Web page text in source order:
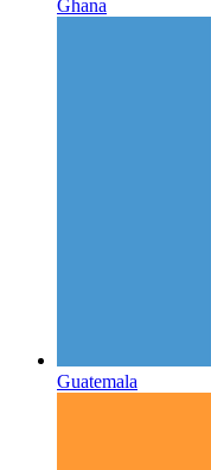
Ghana
Guatemala